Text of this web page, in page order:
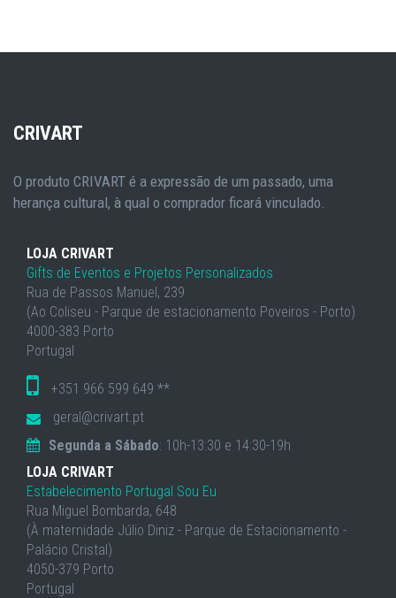
CRIVART
O produto CRIVART é a expressão de um passado, uma
herança cultural, à qual o comprador ficará vinculado.
LOJA CRIVART
Gifts de Eventos e Projetos Personalizados
Rua de Passos Manuel, 239
(Ao Coliseu - Parque de estacionamento Poveiros - Porto)
4000-383 Porto
Portugal
+351 966 599 649 **
geral@crivart.pt
Segunda a Sábado: 10h-13:30 e 14:30-19h
LOJA CRIVART
Estabelecimento Portugal Sou Eu
Rua Miguel Bombarda, 648
(À maternidade Júlio Diniz - Parque de Estacionamento -
Palácio Cristal)
4050-379 Porto
Portugal